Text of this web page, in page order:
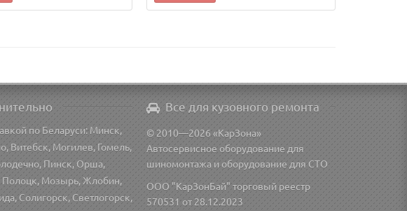
по Беларуси: Минск,
Витебск, Могилев, Гомель,
Пинск, Орша,
Полоцк, Мозырь, Жлобин,
Солигорск, Светлогорск,
Все для кузовного ремонта
© 2010—2026 «КарЗона»
Автосервисное оборудование для
шиномонтажа и оборудование для СТО
ООО "КарЗонБай" торговый реестр
570531 от 28.12.2023